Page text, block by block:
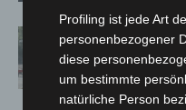
Profiling ist jede Art
personenbezogener
diese
um bestimmte
natürliche Person